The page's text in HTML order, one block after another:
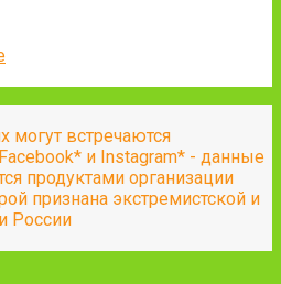
могут встречаются
и Instagram* - данные
продуктами организации
признана экстремистской и
России